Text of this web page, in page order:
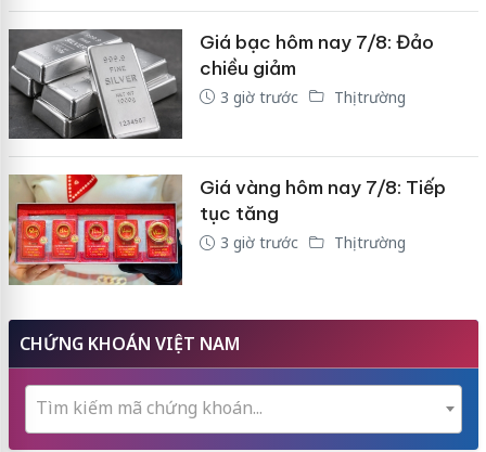
Giá bạc hôm nay 7/8: Đảo
chiều giảm
3 giờ trước Thị trường
Giá vàng hôm nay 7/8: Tiếp
tục tăng
3 giờ trước Thị trường
CHỨNG KHOÁN VIỆT NAM
Tìm kiếm mã chứng khoán...